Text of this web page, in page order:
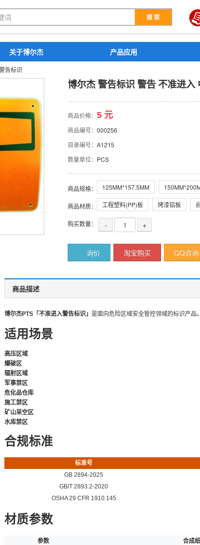
识解决方案
搜 索
关于博尔杰 产品应用
告标识
警告 不准进入 中
博尔杰 警告标识 警告 不准进
商品价格： 5 元
商品编号： 000256
目录编号： A1215
数量单位： PCS
商品规格： 125MM*157.5MM
商品材质： 工程塑料(PP)板 烤漆铝板
购买数量： - +
询价 淘宝购买 QQ咨询
商品描述
博尔杰PTS「不准进入警告标识」 是面向危险区域安全管控领域的标识产品
适用场景
高压区域
爆破区
辐射区域
军事禁区
危化品仓库
施工禁区
矿山采空区
水库禁区
合规标准
标准号
GB 2894-2025
GB/T 2893.2-2020
OSHA 29 CFR 1910.145
材质参数
参数 合成